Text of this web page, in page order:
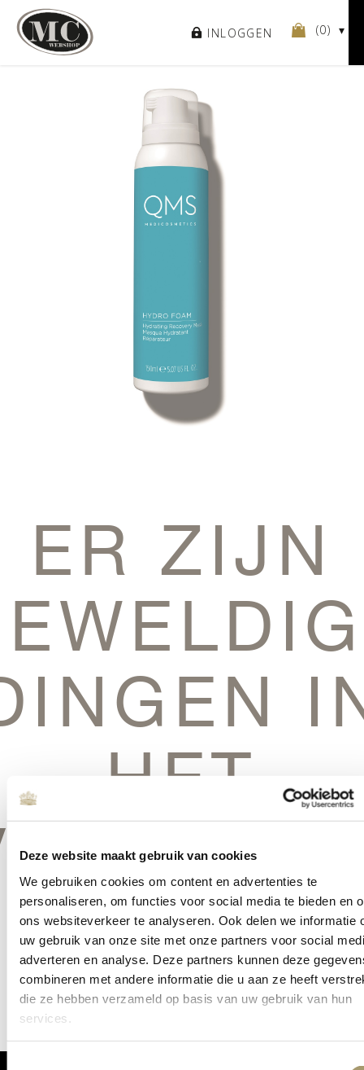
Deze website maakt gebruik van cookies
We gebruiken cookies om content en advertenties te
personaliseren, om functies voor social media te bieden en
ons websiteverkeer te analyseren. Ook delen we informatie
uw gebruik van onze site met onze partners voor social
adverteren en analyse. Deze partners kunnen deze
combineren met andere informatie die u aan ze heeft
die ze hebben verzameld op basis van uw gebruik van hun
services.
INLOGGEN (0)
ER ZIJN
HET
Er is iets moois in het vooruitzicht! Onze winkel wordt momenteel
gebouwd en zal binnenkort online komen!